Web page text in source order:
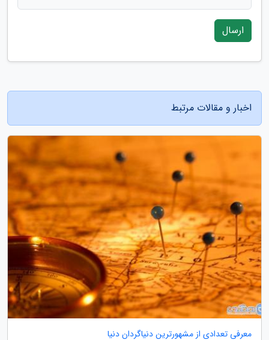
ارسال
اخبار و مقالات مرتبط
معرفی تعدادی از مشهورترین دنیاگردان دنیا